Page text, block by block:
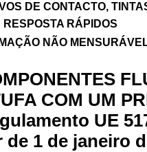
DE CONTACTO,
RESPOSTA RÁPIDOS
NÃO
COM UM
UE
1 de janeiro